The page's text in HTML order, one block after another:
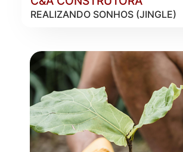
REALIZANDO SONHOS (JINGLE)